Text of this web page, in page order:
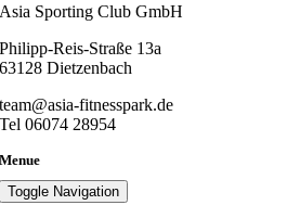
Asia Sporting Club GmbH
Philipp-Reis-Straße 13a
63128 Dietzenbach
team@asia-fitnesspark.de
Tel 06074 28954
Menue
Toggle Navigation